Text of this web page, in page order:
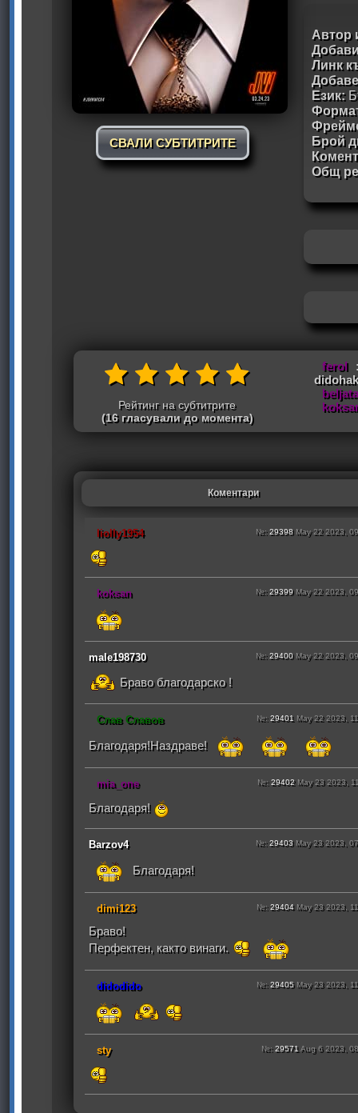
СВАЛИ СУБТИТРИТЕ
Автор
Линк
Език:
Брой
Общ
Рейтинг на субтитрите
(16 гласували до момента)
ferol
beljata
Коментари
liolly1954 №:29398May 22 2023,
koksan №:29399May 22 2023,
male198730 №:29400May 22 2023,
Браво благодарско !
Слав Славов №:29401 May 22 2023,
Благодаря!Наздраве!
mia_one №:29402May 23 2023,
Благодаря!
Barzov4 №:29403May 23 2023,
Благодаря!
dimi123 №:29404 May 23 2023,
Браво!
Перфектен, както винаги.
didodido №:29405May 23 2023,
sty №:29571Aug 6 2023,